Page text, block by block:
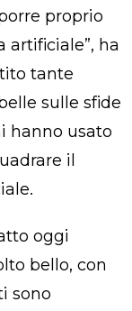
proprio
ha
tante
sulle sfide
hanno usato
il
oggi
bello, con
sono